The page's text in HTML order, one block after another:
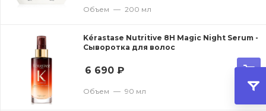
Объем — 200 мл
Kérastase Nutritive 8H Magic Night Serum -
Сыворотка для волос
6 690 ₽
Объем — 90 мл